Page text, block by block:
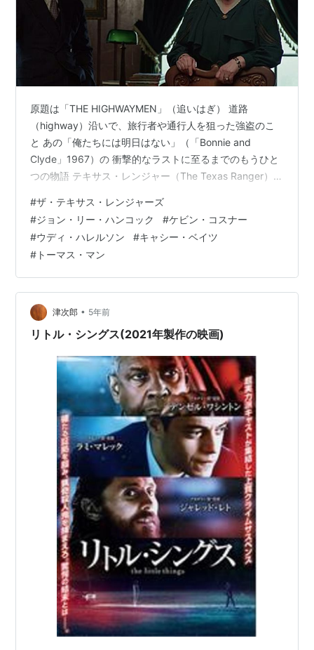
原題は「THE HIGHWAYMEN」（追いはぎ） 道路
（highway）沿いで、旅行者や通行人を狙った強盗のこ
と あの「俺たちには明日はない」（「Bonnie and
Clyde」1967）の 衝撃的なラストに至るまでのもうひと
つの物語 テキサス・レンジャー（The Texas Ranger）と
を行う裁判所職員）のこと 現在もハイウェイパトロール
(Texas Highway Patrol)とともに 200人以上の職員が州
公安局の中核を担っているそうです 1934年、FBIは2年に
及ぶ追跡にも拘わらず ボニーとクライドのふたりを逮捕
できないで…
#ザ・テキサス・レンジャーズ
#ジョン・リー・ハンコック #ケビン・コスナー
#ウディ・ハレルソン #キャシー・ベイツ
# トーマス・マン
津次郎 • 5年前
リトル・シングス(2021年製作の映画)